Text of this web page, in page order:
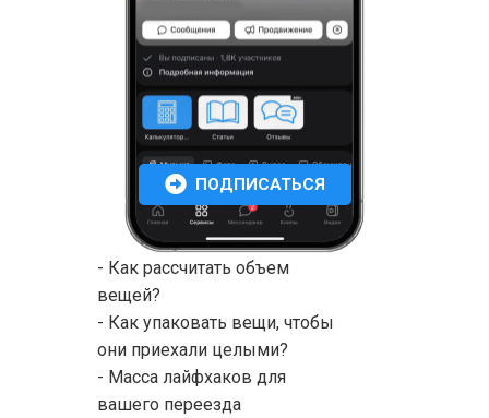
- Как рассчитать объем
вещей?
- Как упаковать вещи, чтобы
они приехали целыми?
- Масса лайфхаков для
вашего переезда
ПОДПИСАТЬСЯ